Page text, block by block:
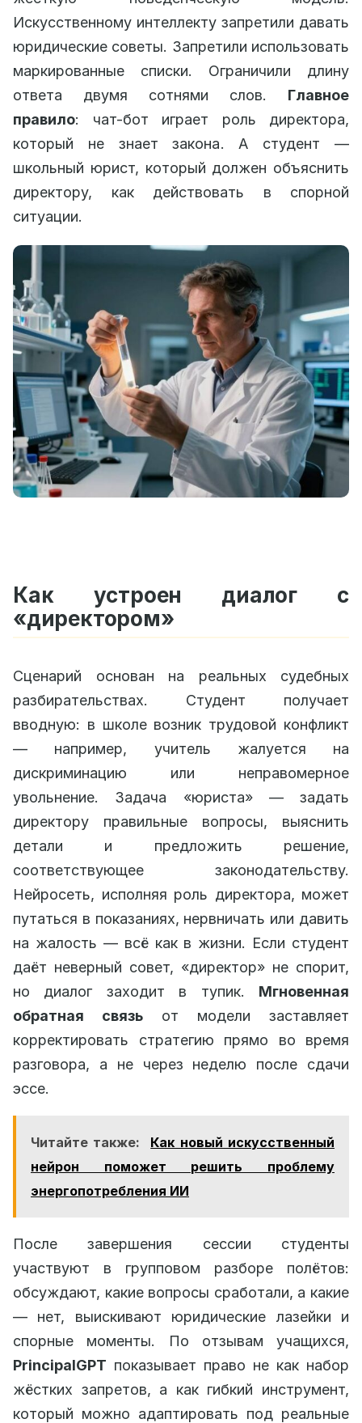
Искусственному интеллекту запретили давать
юридические советы. Запретили использовать
маркированные списки. Ограничили длину
ответа двумя сотнями слов. Главное
правило: чат-бот играет роль директора,
который не знает закона. А студент —
школьный юрист, который должен объяснить
директору, как действовать в спорной
ситуации.
Как устроен диалог с
«директором»
Сценарий основан на реальных судебных
разбирательствах. Студент получает
вводную: в школе возник трудовой конфликт
— например, учитель жалуется на
дискриминацию или неправомерное
увольнение. Задача «юриста» — задать
директору правильные вопросы, выяснить
детали и предложить решение,
соответствующее законодательству.
Нейросеть, исполняя роль директора, может
путаться в показаниях, нервничать или давить
на жалость — всё как в жизни. Если студент
даёт неверный совет, «директор» не спорит,
но диалог заходит в тупик. Мгновенная
обратная связь от модели заставляет
корректировать стратегию прямо во время
разговора, а не через неделю после сдачи
эссе.
Читайте также:
Как новый искусственный
нейрон поможет решить проблему
энергопотребления ИИ
После завершения сессии студенты
участвуют в групповом разборе полётов:
обсуждают, какие вопросы сработали, а какие
— нет, выискивают юридические лазейки и
спорные моменты. По отзывам учащихся,
PrincipalGPT показывает право не как набор
жёстких запретов, а как гибкий инструмент,
который можно адаптировать под реальные